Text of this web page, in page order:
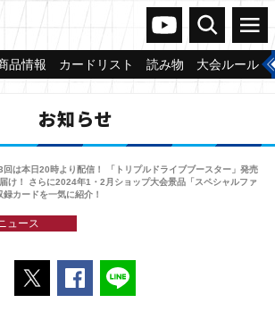
ヴァンガードch
検索 メニュー
品情報 カードリスト 読み物 大会ルール
お知らせ
回は本日20時より配信！ 「トリプルドライブブースター」発売
け！ さらに2024年1・2月ショップ大会景品「スペシャルファ
カードを一気に紹介！
ュース
ポストするFacebookでシェアする